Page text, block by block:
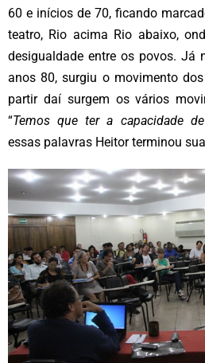
60 e inícios de 70, ficando
teatro, Rio acima Rio abaixo,
desigualdade entre os povos. Já
anos 80, surgiu o movimento
partir daí surgem os vários
“Temos que ter a capacidade
essas palavras Heitor terminou